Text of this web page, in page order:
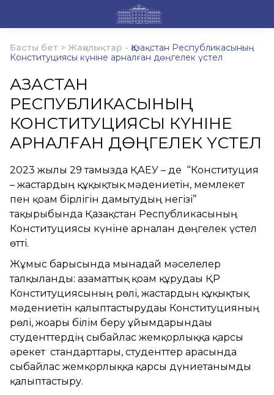
Басты бет > Жаңалықтар - Қазақстан Республикасының
Конституциясы күніне арналған дөңгелек үстел
ҚАЗАҚСТАН
РЕСПУБЛИКАСЫНЫҢ
КОНСТИТУЦИЯСЫ КҮНІНЕ
АРНАЛҒАН ДӨҢГЕЛЕК ҮСТЕЛ
2023 жылғы 29 тамызда ҚАЕУ – де “Конституция
– жастардың құқықтық мәдениетін, мемлекет
пен қоғам бірлігін дамытудың негізі”
тақырыбында Қазақстан Республикасының
Конституциясы күніне арналған дөңгелек үстел
өтті.
Жұмыс барысында мынадай мәселелер
талқыланды: азаматтық қоғам құрудағы ҚР
Конституциясының рөлі, жастардың құқықтық
мәдениетін қалыптастырудағы Конституцияның
рөлі, жоғары білім беру ұйымдарындағы
студенттердің сыбайлас жемқорлыққа қарсы
әрекет стандарттары, студенттер арасында
сыбайлас жемқорлыққа қарсы дүниетанымды
қалыптастыру.